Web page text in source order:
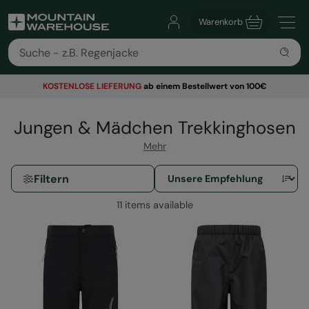
Warenkorb
KOSTENLOSE LIEFERUNGab einem Bestellwert von 100€
Jungen & Mädchen Trekkinghosen
Mehr
Filtern
11 items available